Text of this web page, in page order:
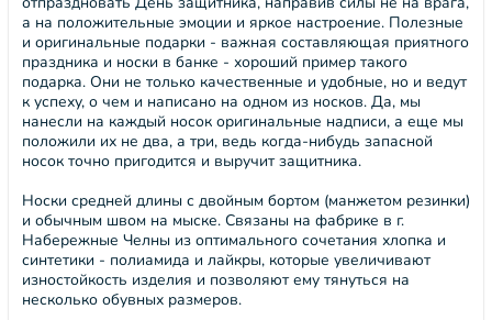
а на положительные эмоции и яркое настроение. Полезные
и оригинальные подарки - важная составляющая приятного
праздника и носки в банке - хороший пример такого
подарка. Они не только качественные и удобные, но и ведут
к успеху, о чем и написано на одном из носков. Да, мы
нанесли на каждый носок оригинальные надписи, а еще мы
положили их не два, а три, ведь когда-нибудь запасной
носок точно пригодится и выручит защитника.
Носки средней длины с двойным бортом (манжетом резинки)
и обычным швом на мыске. Связаны на фабрике в г.
Набережные Челны из оптимального сочетания хлопка и
синтетики - полиамида и лайкры, которые увеличивают
изностойкость изделия и позволяют ему тянуться на
несколько обувных размеров.